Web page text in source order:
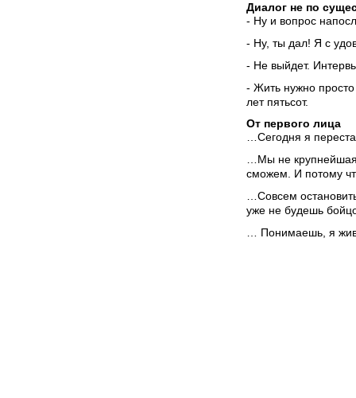
Диалог не по
- Ну и вопрос
- Ну, ты дал! Я с
- Не выйдет.
- Жить нужно
лет пятьсот.
От первого лица
…Сегодня я
…Мы не
сможем. И потому
…Совсем
уже не будешь
… Понимаешь, я